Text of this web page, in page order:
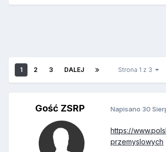
1 2 3 DALEJ Strona 1 z 3
Gość ZSRP Napisano 30
https://
przemyslowych